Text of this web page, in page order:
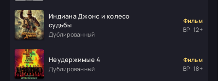
Индиана Джонс и колесо
судьбы
Дублированный
Фильм
ВР: 12+
Неудержимые 4
Дублированный
Фильм
ВР: 18+